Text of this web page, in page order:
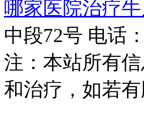
哪家医院治疗
中段72号 电话
注：本站所有
和治疗，如若